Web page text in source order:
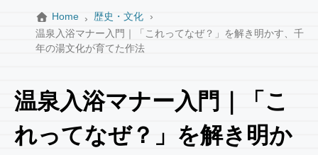
Home
歴史・文化
温泉入浴マナー入門｜「これってなぜ？」を解き明かす、千
年の湯文化が育てた作法
温泉入浴マナー入門｜「こ
れってなぜ？」を解き明か